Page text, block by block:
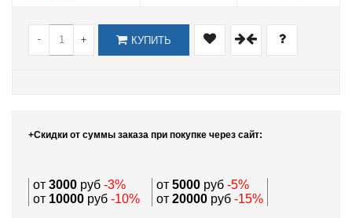
- + КУПИТЬ
+Скидки от суммы заказа при покупке через сайт:
от 3000 руб -3% от 5000 руб -5%
от 10000 руб -10% от 20000 руб -15%